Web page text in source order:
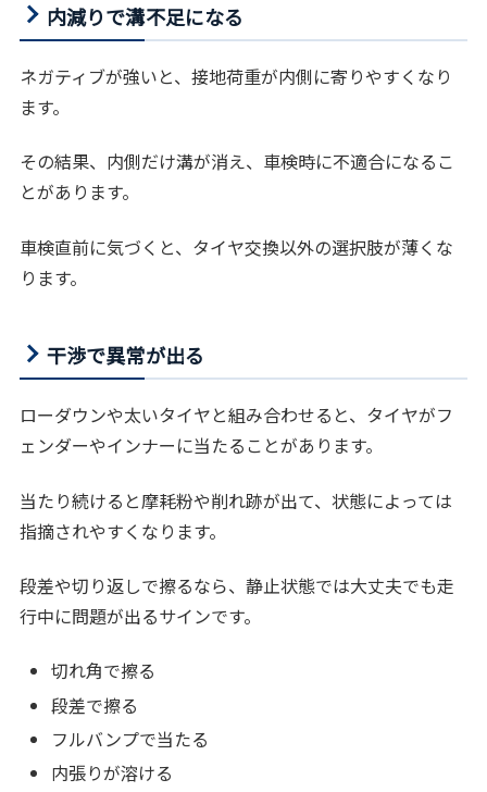
内減りで溝不足になる
ネガティブが強いと、接地荷重が内側に寄りやすくなり
ます。
その結果、内側だけ溝が消え、車検時に不適合になるこ
とがあります。
車検直前に気づくと、タイヤ交換以外の選択肢が薄くな
ります。
干渉で異常が出る
ローダウンや太いタイヤと組み合わせると、タイヤがフ
ェンダーやインナーに当たることがあります。
当たり続けると摩耗粉や削れ跡が出て、状態によっては
指摘されやすくなります。
段差や切り返しで擦るなら、静止状態では大丈夫でも走
行中に問題が出るサインです。
切れ角で擦る
段差で擦る
フルバンプで当たる
内張りが溶ける